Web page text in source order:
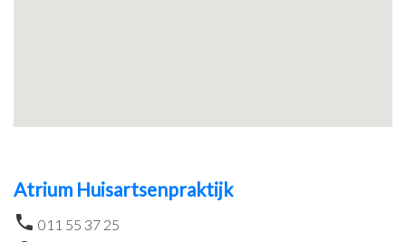
Atrium Huisartsenpraktijk
011 55 37 25